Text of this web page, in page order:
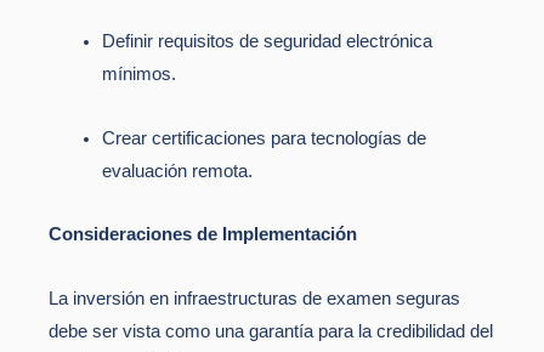
Definir requisitos de seguridad electrónica
mínimos.
Crear certificaciones para tecnologías de
evaluación remota.
Consideraciones de Implementación
La inversión en infraestructuras de examen seguras
debe ser vista como una garantía para la credibilidad del